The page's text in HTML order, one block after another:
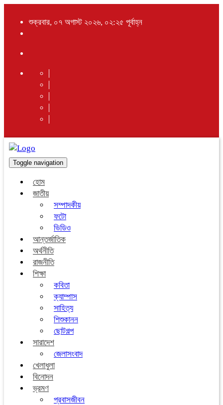
শুক্রবার, ০৭ অগাস্ট ২০২৬, ০২:২৫ পূর্বাহ্ন
Toggle navigation
হোম
জাতীয়
সম্পাদকীয়
ফটো
ভিডিও
আন্তর্জাতিক
অর্থনীতি
রাজনীতি
শিক্ষা
কবিতা
ক্যাম্পাস
সাহিত্য
শিশুকানন
ছোটগল্প
সারাদেশ
জেলাসংবাদ
খেলাধুলা
বিনোদন
ভ্রমণ
প্রবাসজীবন